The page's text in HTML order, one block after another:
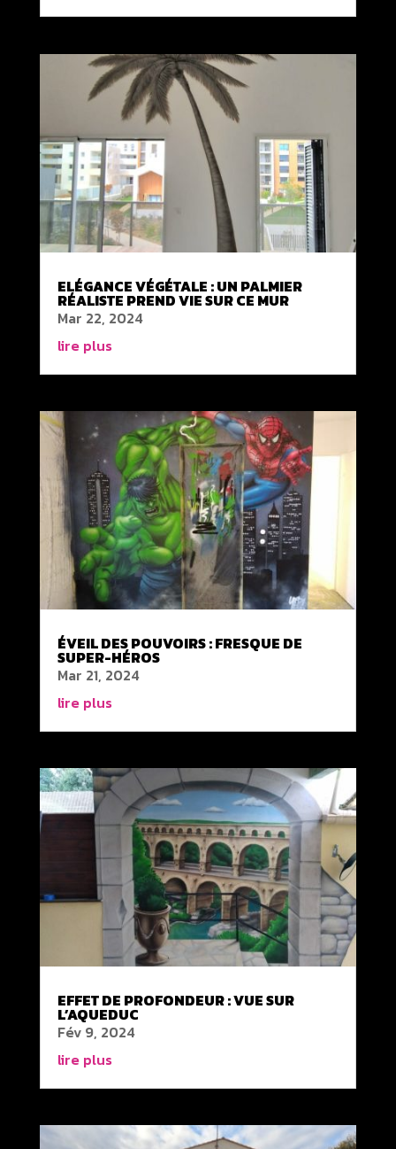
ELÉGANCE VÉGÉTALE : UN PALMIER
RÉALISTE PREND VIE SUR CE MUR
Mar 22, 2024
lire plus
ÉVEIL DES POUVOIRS : FRESQUE DE
SUPER-HÉROS
Mar 21, 2024
lire plus
EFFET DE PROFONDEUR : VUE SUR
L’AQUEDUC
Fév 9, 2024
lire plus